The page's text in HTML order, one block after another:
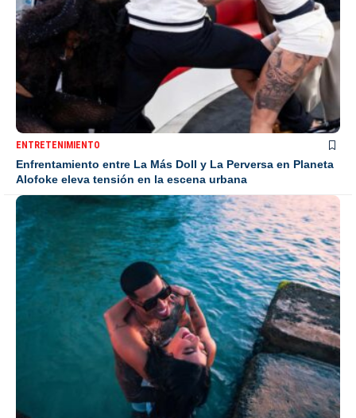
ENTRETENIMIENTO
Enfrentamiento entre La Más Doll y La Perversa en Planeta
Alofoke eleva tensión en la escena urbana